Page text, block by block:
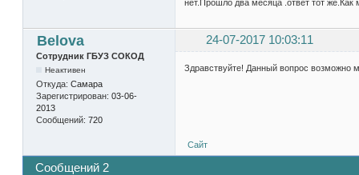
нет.Прошло два месяца .ответ тот же.Как
Belova 24-07-2017 10:03:11
Сотрудник ГБУЗ СОКОД
Неактивен
Откуда: Самара
Зарегистрирован: 03-06-
2013
Сообщений: 720
Здравствуйте! Данный вопрос возможно
Сайт
Сообщений 2